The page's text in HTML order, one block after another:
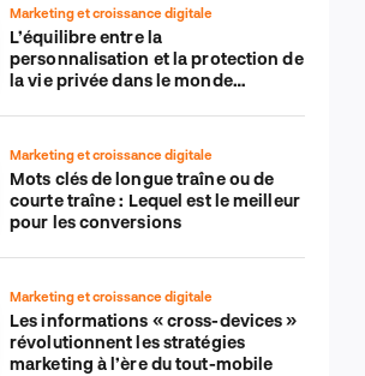
Marketing et croissance digitale
L’équilibre entre la
personnalisation et la protection de
la vie privée dans le monde
Marketing et croissance digitale
Mots clés de longue traîne ou de
courte traîne : Lequel est le meilleur
pour les conversions
Marketing et croissance digitale
Les informations « cross-devices »
révolutionnent les stratégies
marketing à l’ère du tout-mobile